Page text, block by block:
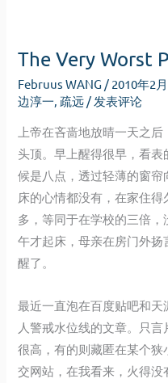
The Very Worst
Februus WANG / 2010年2
边淳一 疏远 / 发表评论
上帝在吝啬地放晴一天之
头顶。早上醒得很早，看
候是八点，透过轻薄的窗
床的心情都没有，在家住
多，等同于在学校的三倍
午才起床，母亲在房门外
醒了。
最近一直泡在百度贴吧和
人警戒水位线的文章。只
很高，有的则藏匿在某个
交网站，在我看来，火得